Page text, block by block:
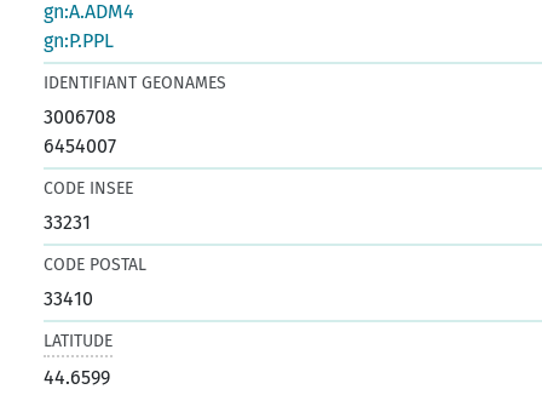
gn:A.ADM4
gn:P.PPL
IDENTIFIANT GEONAMES
3006708
6454007
CODE INSEE
33231
CODE POSTAL
33410
LATITUDE
44.6599